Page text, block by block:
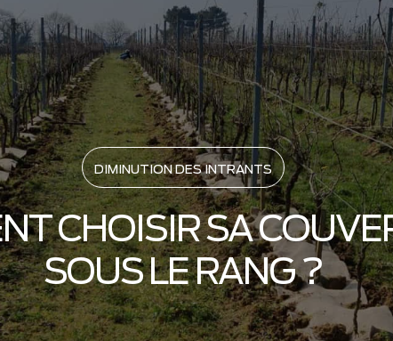
DIMINUTION DES INTRANTS
CHOISIR SA
SOUS LE RANG ?